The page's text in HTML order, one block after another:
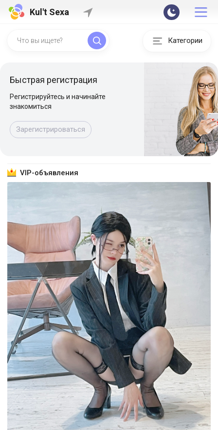
Kul't Sexa
Категории
Быстрая регистрация
Регистрируйтесь и начинайте
знакомиться
Зарегистрироваться
VIP-объявления